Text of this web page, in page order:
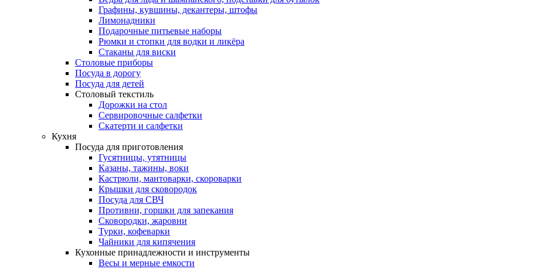
Графины, кувшины, декантеры, штофы
Лимонадники
Подарочные питьевые наборы
Рюмки и стопки для водки и ликёра
Стаканы для виски
Столовые приборы
Посуда в дорогу
Посуда для детей
Столовый текстиль
Дорожки на стол
Сервировочные салфетки
Скатерти и салфетки
Кухня
Посуда для приготовления
Гусятницы, утятницы
Казаны, тажины, воки
Кастрюли, мантоварки, скороварки
Крышки для сковородок
Посуда для СВЧ
Противни, горшки для запекания
Сковородки, жаровни
Турки, кофеварки
Чайники для кипячения
Кухонные принадлежности и инструменты
Весы и мерные емкости